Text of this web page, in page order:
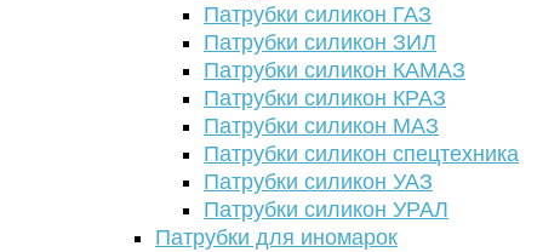
Патрубки силикон ГАЗ
Патрубки силикон ЗИЛ
Патрубки силикон КАМАЗ
Патрубки силикон КРАЗ
Патрубки силикон МАЗ
Патрубки силикон спецтехника
Патрубки силикон УАЗ
Патрубки силикон УРАЛ
Патрубки для иномарок